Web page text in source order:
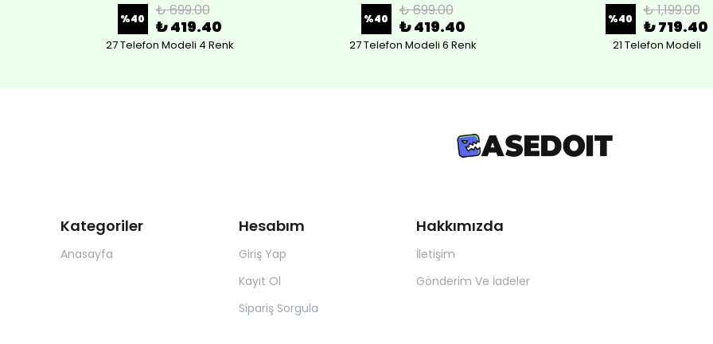
%40 ₺ 699.00
₺ 419.40
27 Telefon Modeli 4 Renk
%40 ₺ 699.00
₺ 419.40
27 Telefon Modeli 6 Renk
%40 ₺ 1,199.00
₺ 719.40
21 Telefon Modeli
Kategoriler
Anasayfa
Hesabım
Giriş Yap
Kayıt Ol
Sipariş Sorgula
Hakkımızda
İletişim
Gönderim Ve İadeler